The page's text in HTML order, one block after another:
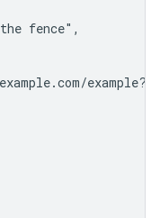
fence",